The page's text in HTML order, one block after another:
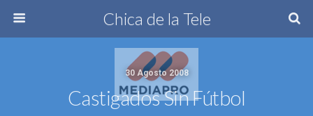
Chica de la Tele
30 Agosto 2008
Castigados Sin Fútbol